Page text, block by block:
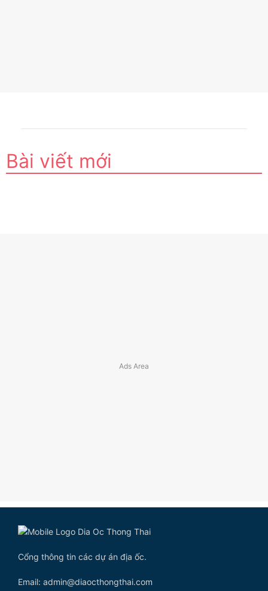
Bài viết mới
Cổng thông tin các dự án địa ốc.
Email: admin@diaocthongthai.com